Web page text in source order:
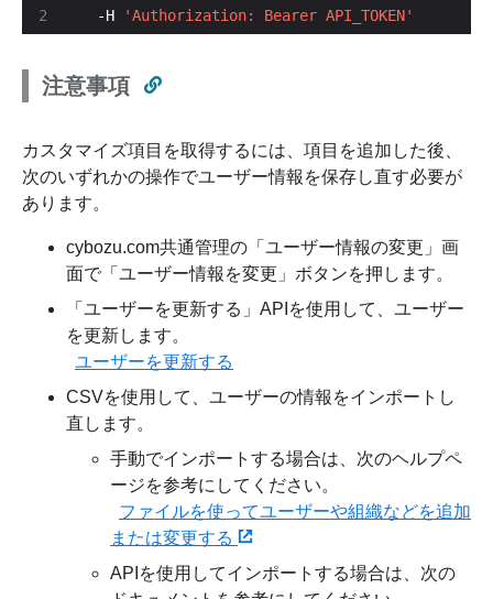
  -H
'Authorization: Bearer API_TOKEN'
注意事項
カスタマイズ項目を取得するには、項目を追加した後、
次のいずれかの操作でユーザー情報を保存し直す必要が
あります。
cybozu.com共通管理の「ユーザー情報の変更」画
面で「ユーザー情報を変更」ボタンを押します。
「ユーザーを更新する」APIを使用して、ユーザー
を更新します。
ユーザーを更新する
CSVを使用して、ユーザーの情報をインポートし
直します。
手動でインポートする場合は、次のヘルプペ
ージを参考にしてください。
ファイルを使ってユーザーや組織などを追加
または変更する
APIを使用してインポートする場合は、次の